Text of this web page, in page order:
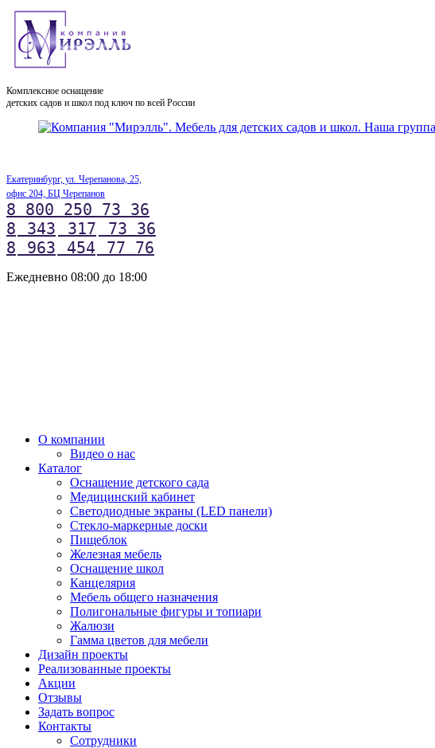
Комплексное оснащение
детских садов и школ под ключ по всей России
Екатеринбург, ул. Черепанова, 25,
офис 204, БЦ Черепанов
8 800 250 73 36
8
343 317
73 36
8
963 454 77 76
Ежедневно 08:00 до 18:00
О компании
Видео о нас
Каталог
Оснащение детского сада
Медицинский кабинет
Светодиодные экраны (LED панели)
Стекло-маркерные доски
Пищеблок
Железная мебель
Оснащение школ
Канцелярия
Мебель общего назначения
Полигональные фигуры и топиари
Жалюзи
Гамма цветов для мебели
Дизайн проекты
Реализованные проекты
Акции
Отзывы
Задать вопрос
Контакты
Сотрудники